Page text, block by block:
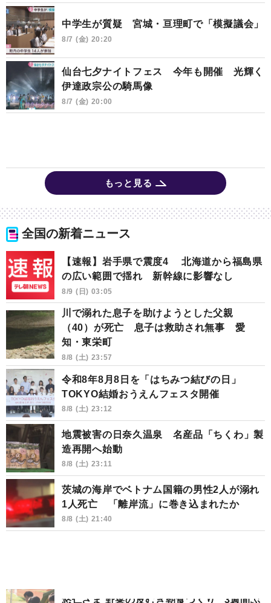
中学生が質疑 宮城・亘理町で「模擬議会」
8/7 (金) 20:20
仙台七夕ナイトフェス 今年も開催 光輝く
伊達政宗公の騎馬像
8/7 (金) 20:00
もっと見る
全国の新着ニュース
【速報】岩手県で震度4 北海道から福島県
の広い範囲で揺れ 新幹線に影響なし
8/9 (日) 03:05
川で溺れた息子を助けようとした父親
（40）が死亡 息子は救助され無事 愛
知・東栄町
8/8 (土) 23:57
令和8年8月8日を「はちみつ結びの日」
TOKYO結婚おうえんフェスタ開催
8/8 (土) 23:12
地震被害の日奈久温泉 名産品「ちくわ」製
造再開へ始動
8/8 (土) 23:11
茨城の海岸でベトナム国籍の男性2人が溺れ
1人死亡 「離岸流」に巻き込まれたか
8/8 (土) 21:40
悠仁さま 野菜の皮むき朝食づくり “3週間ぶ